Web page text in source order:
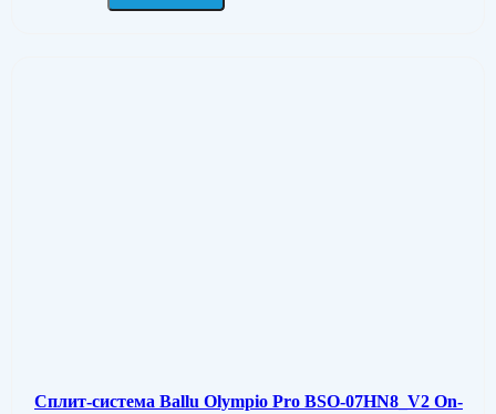
Сплит-система Ballu Olympio Pro BSO-07HN8_V2 On-